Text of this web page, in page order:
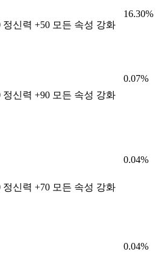
정신력 +50 모든 속성 강화
16.30%
정신력 +90 모든 속성 강화
0.07%
정신력 +70 모든 속성 강화
0.04%
0.04%